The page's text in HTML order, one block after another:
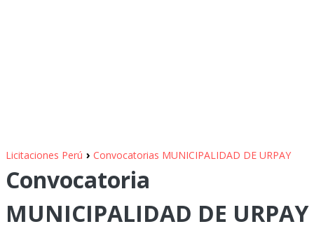
Licitaciones Perú › Convocatorias MUNICIPALIDAD DE URPAY
Convocatoria
MUNICIPALIDAD DE URPAY